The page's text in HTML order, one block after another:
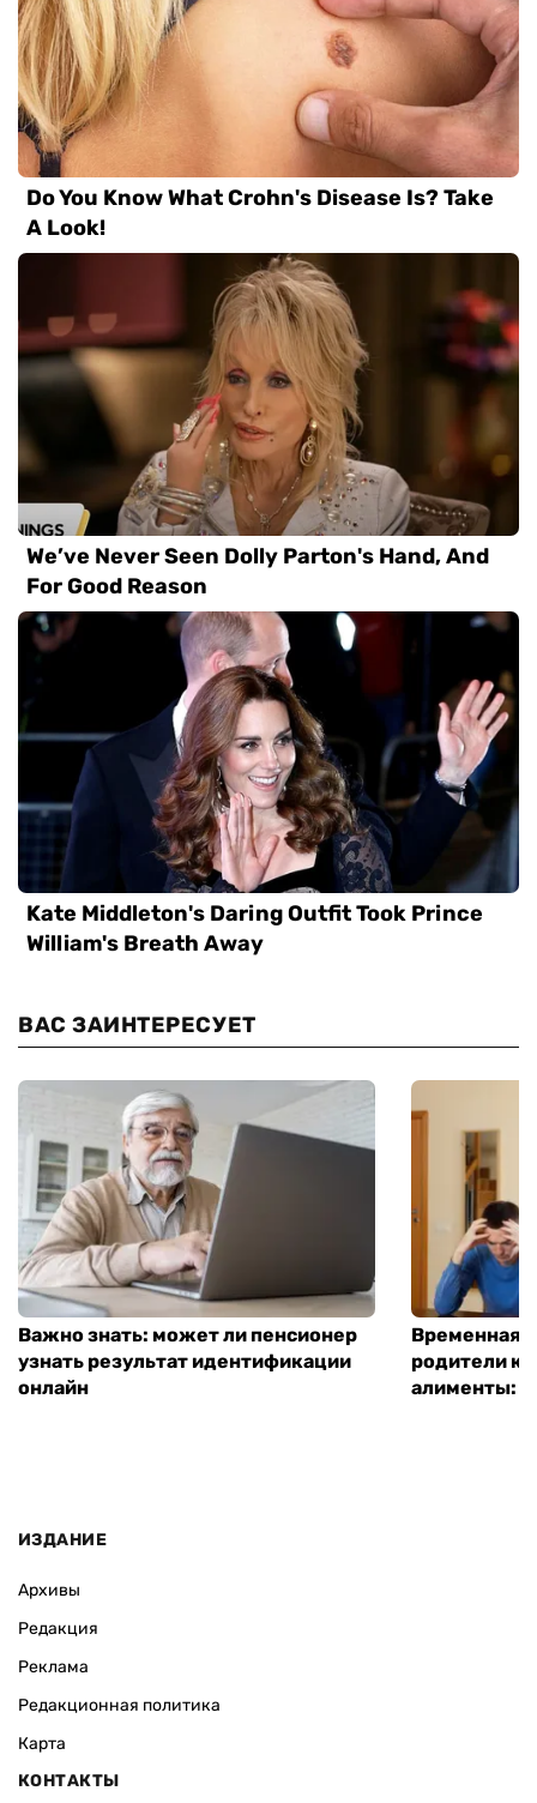
ВАС ЗАИНТЕРЕСУЕТ
Важно знать: может ли пенсионер
узнать результат идентификации
онлайн
Временная
родители
алименты:
ИЗДАНИЕ
Архивы
Редакция
Реклама
Редакционная политика
Карта
КОНТАКТЫ